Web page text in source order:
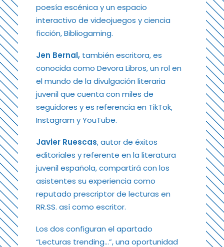
poesía escénica y un espacio
interactivo de videojuegos y ciencia
ficción, Bibliogaming.
Jen Bernal, también escritora, es
conocida como Devora Libros, un rol en
el mundo de la divulgación literaria
juvenil que cuenta con miles de
seguidores y es referencia en TikTok,
Instagram y YouTube.
Javier Ruescas, autor de éxitos
editoriales y referente en la literatura
juvenil española, compartirá con los
asistentes su experiencia como
reputado prescriptor de lecturas en
RR.SS. así como escritor.
Los dos configuran el apartado
“Lecturas trending…”, una oportunidad